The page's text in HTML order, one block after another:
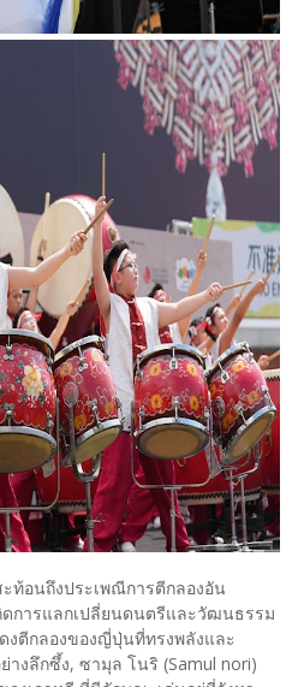
อนถึงประเพณีการตีกลองอัน
ดการแลกเปลี่ยนดนตรีและวัฒนธรรม
งตีกลองของญี่ปุ่นที่ทรงพลังและ
งลึกซึ้ง, ซามุล โนริ (Samul nori)